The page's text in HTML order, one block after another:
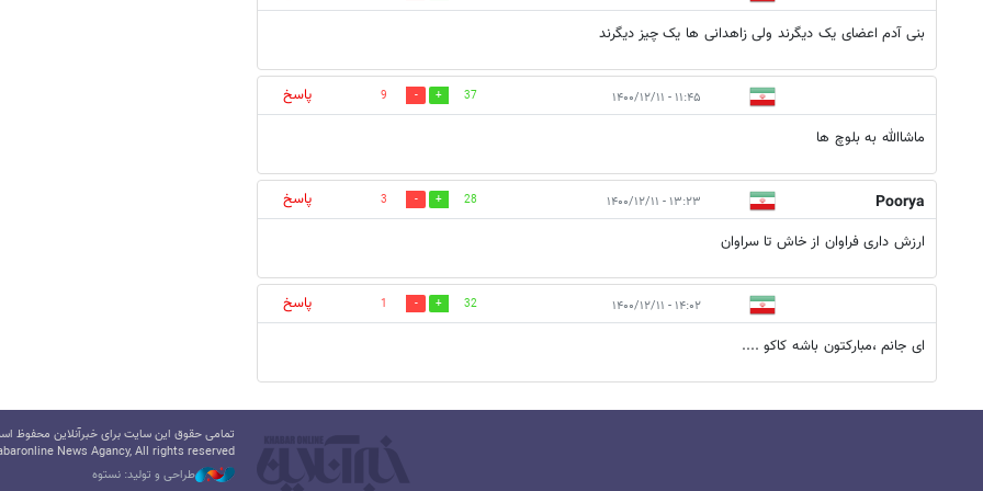
بنی آدم اعضای یک دیگرند ولی زاهدانی ها یک چیز دیگرند
۱۱:۴۵ - ۱۴۰۰/۱۲/۱۱ 37
9
پاسخ
ماشاالله به بلوچ ها
Poorya ۱۳:۲۳ - ۱۴۰۰/۱۲/۱۱ 28
3
پاسخ
ارزش داری فراوان از خاش تا سراوان
۱۴:۰۲ - ۱۴۰۰/۱۲/۱۱ 32
1
پاسخ
ای جانم ،مبارکتون باشه کاکو ....
تمامی حقوق این سایت برای خبرآنلاین محفوظ
News Agancy, All rights reserved
طراحی و تولید: نستوه